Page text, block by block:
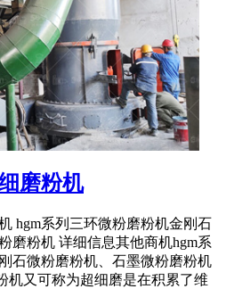
磨粉机
hgm系列三环微粉磨粉机金刚石
磨粉机 详细信息其他商机hgm系
石微粉磨粉机、石墨微粉磨粉机
机又可称为超细磨是在积累了维